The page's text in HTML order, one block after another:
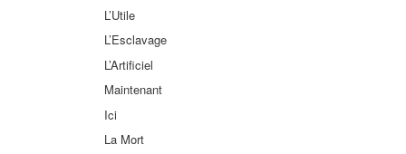
L’Utile
L’Esclavage
L’Artificiel
Maintenant
Ici
La Mort